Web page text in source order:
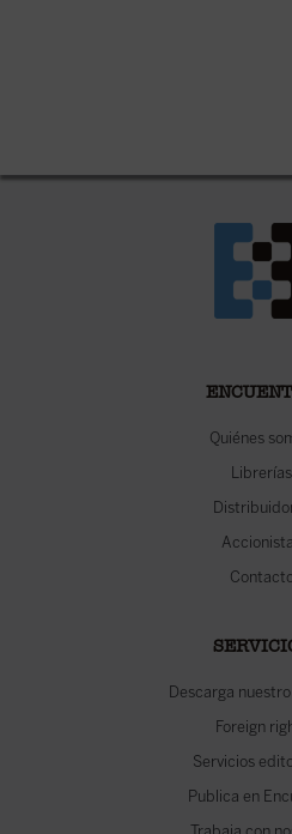
Quiénes
Librerías
Descarga
Foreign
Servicios
Publica en